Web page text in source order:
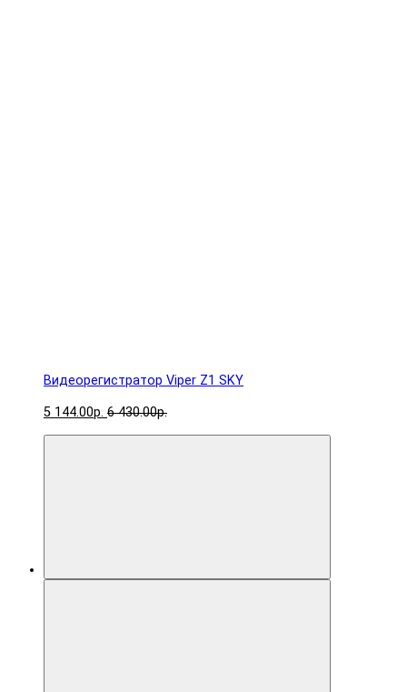
Видеорегистратор Viper Z1 SKY
5 144.00р. 6 430.00р.